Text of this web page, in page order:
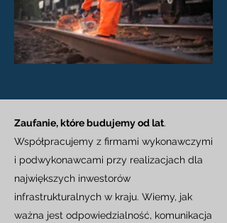
Zaufanie, które budujemy od lat.​
Współpracujemy z firmami wykonawczymi
i podwykonawcami przy realizacjach dla
największych inwestorów
infrastrukturalnych w kraju. Wiemy, jak
ważna jest odpowiedzialność, komunikacja